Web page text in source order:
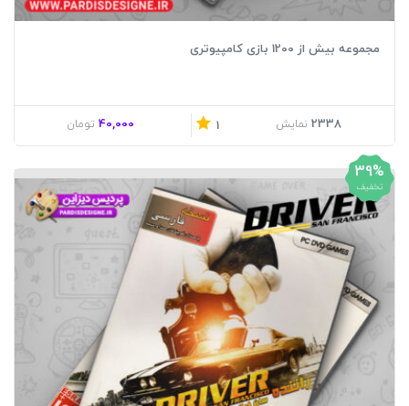
مجموعه بیش از 1200 بازی کامپیوتری
2338 نمایش 1
40,000 تومان
39%
تخفیف